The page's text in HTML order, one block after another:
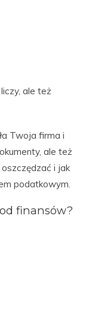
ale też
Twoja firma i
ale też
i jak
podatkowym.
finansów?